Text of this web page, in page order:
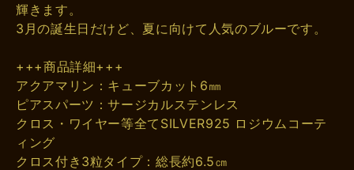
輝きます。
3月の誕生日だけど、夏に向けて人気のブルーです。
+++商品詳細+++
アクアマリン：キューブカット6㎜
ピアスパーツ：サージカルステンレス
クロス・ワイヤー等全てSILVER925 ロジウムコーテ
ィング
クロス付き3粒タイプ：総長約6.5㎝